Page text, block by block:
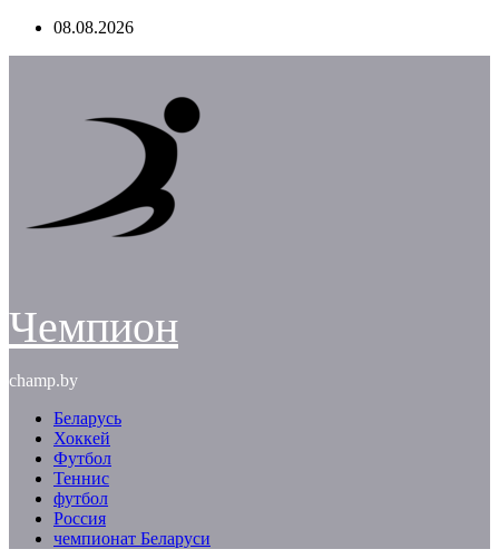
Перейти08.08.2026
Чемпион
champ.by
Беларусь
Хоккей
Футбол
Теннис
футбол
Россия
чемпионат Беларуси